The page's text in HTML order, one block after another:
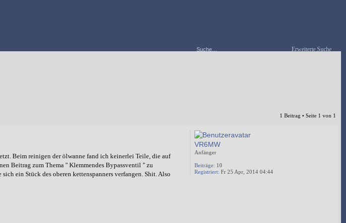
Erweiterte Suche
1 Beitrag • Seite 1 von 1
Beim reinigen der ölwanne fand ich keinerlei Teile, die auf
Beitrag zum Thema " Klemmendes Bypassventil " zu
ein Stück des oberen kettenspanners verfangen. Shit. Also
VR6MW
Anfänger
Beiträge: 10
Registriert: Fr 25 Apr, 2014 04:44